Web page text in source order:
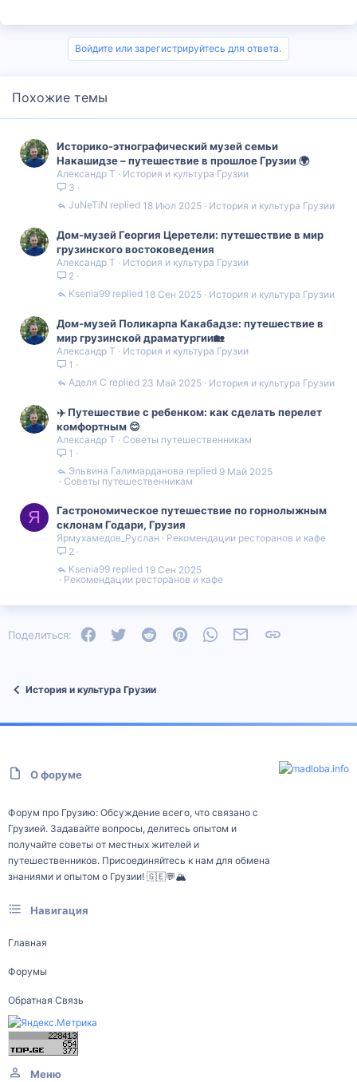
Войдите или зарегистрируйтесь для ответа.
Похожие темы
Историко-этнографический музей семьи
Накашидзе – путешествие в прошлое Грузии 🌍
Александр Т
История и культура Грузии
3
История и культура Грузии
18 Июл 2025
JuNeTiN
Дом-музей Георгия Церетели: путешествие в мир
грузинского востоковедения
Александр Т
История и культура Грузии
2
История и культура Грузии
18 Сен 2025
Ksenia99
Дом-музей Поликарпа Какабадзе: путешествие в
мир грузинской драматургии🏡
Александр Т
История и культура Грузии
1
История и культура Грузии
23 Май 2025
Аделя С
✈️ Путешествие с ребенком: как сделать перелет
комфортным 😊
Александр Т
Советы путешественникам
1
Советы путешественникам
9 Май 2025
Эльвина Галимарданова
Я
Гастрономическое путешествие по горнолыжным
склонам Годари, Грузия
Ярмухамедов_Руслан
Рекомендации ресторанов и кафе
2
Рекомендации ресторанов и кафе
19 Сен 2025
Ksenia99
Поделиться: FacebookTwitter Reddit PinterestWhatsAppЭлектронная почта
История и культура Грузии
О форуме
Форум про Грузию: Обсуждение всего, что связано с
Грузией. Задавайте вопросы, делитесь опытом и
получайте советы от местных жителей и
путешественников. Присоединяйтесь к нам для обмена
знаниями и опытом о Грузии! 🇬🇪💬🏔️
Навигация
Главная
Форумы
Обратная Связь
Меню